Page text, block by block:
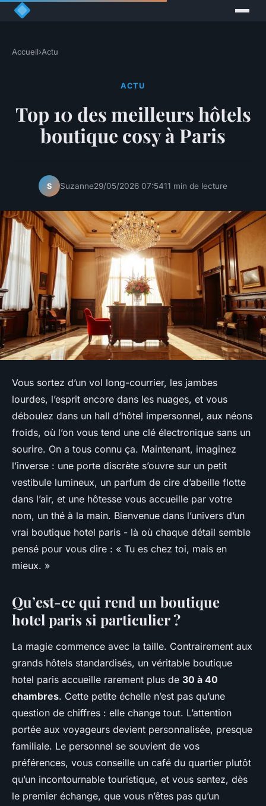
Accueil›Actu
ACTU
Top 10 des meilleurs hôtels
boutique cosy à Paris
S Suzanne29/05/2026 07:5411 min de lecture
Vous sortez d’un vol long-courrier, les jambes
lourdes, l’esprit encore dans les nuages, et vous
déboulez dans un hall d’hôtel impersonnel, aux néons
froids, où l’on vous tend une clé électronique sans un
sourire. On a tous connu ça. Maintenant, imaginez
l’inverse : une porte discrète s’ouvre sur un petit
vestibule lumineux, un parfum de cire d’abeille flotte
dans l’air, et une hôtesse vous accueille par votre
nom, un thé à la main. Bienvenue dans l’univers d’un
vrai boutique hotel paris - là où chaque détail semble
pensé pour vous dire : « Tu es chez toi, mais en
mieux. »
Qu’est-ce qui rend un boutique
hotel paris si particulier ?
La magie commence avec la taille. Contrairement aux
grands hôtels standardisés, un véritable boutique
hotel paris accueille rarement plus de 30 à 40
chambres. Cette petite échelle n’est pas qu’une
question de chiffres : elle change tout. L’attention
portée aux voyageurs devient personnalisée, presque
familiale. Le personnel se souvient de vos
préférences, vous conseille un café du quartier plutôt
qu’un incontournable touristique, et vous sentez, dès
le premier échange, que vous n’êtes pas qu’un